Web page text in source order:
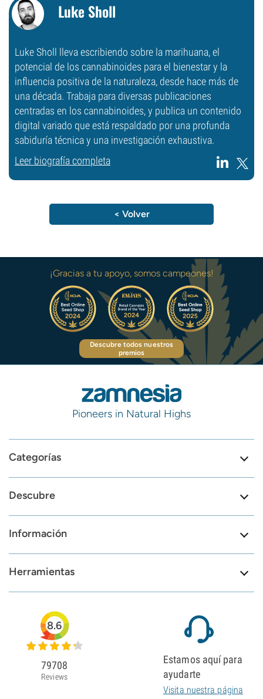
Luke Sholl
Luke Sholl lleva escribiendo sobre la marihuana, el
potencial de los cannabinoides para el bienestar y la
influencia positiva de la naturaleza, desde hace más de
una década. Trabaja para diversas publicaciones
centradas en los cannabinoides, y publica un contenido
digital variado que está respaldado por una profunda
sabiduría técnica y una investigación exhaustiva.
Leer biografía completa
< Volver
¡Gracias a tu apoyo, somos campeones!
Descubre todos nuestros
premios
Pioneers in Natural Highs
Categorías
Descubre
Información
Herramientas
8.6
79708
Reviews
Estamos aquí para
ayudarte
Visita nuestra página